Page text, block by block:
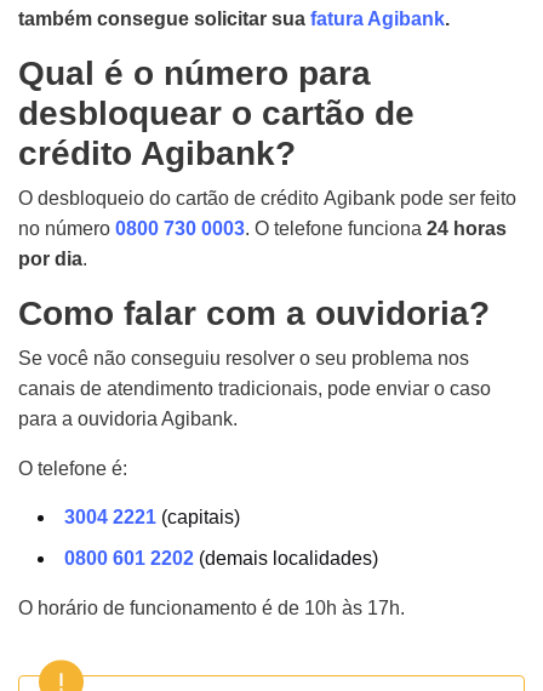
também consegue solicitar sua fatura Agibank.
Qual é o número para
desbloquear o cartão de
crédito Agibank?
O desbloqueio do cartão de crédito Agibank pode ser feito
no número 0800 730 0003. O telefone funciona 24 horas
por dia.
Como falar com a ouvidoria?
Se você não conseguiu resolver o seu problema nos
canais de atendimento tradicionais, pode enviar o caso
para a ouvidoria Agibank.
O telefone é:
3004 2221 (capitais)
0800 601 2202 (demais localidades)
O horário de funcionamento é de 10h às 17h.